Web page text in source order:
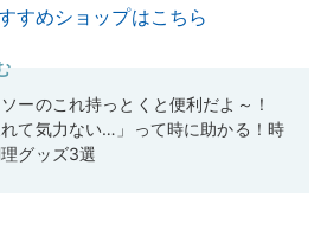
すすめショップはこちら
ーのこれ持っとくと便利だよ～！
れて気力ない…」って時に助かる！時
グッズ3選